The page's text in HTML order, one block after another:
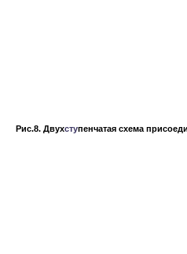
Рис.8. Двухступенчатая схема